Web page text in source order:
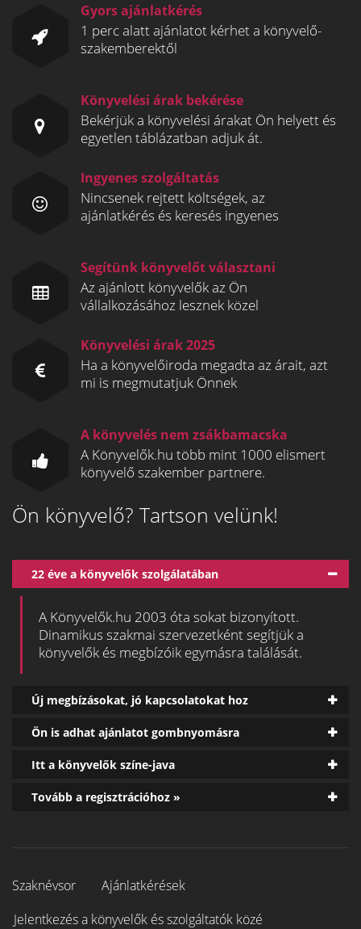
Gyors ajánlatkérés
1 perc alatt ajánlatot kérhet a könyvelő-
szakemberektől
Könyvelési árak bekérése
Bekérjük a könyvelési árakat Ön helyett és
egyetlen táblázatban adjuk át.
Ingyenes szolgáltatás
Nincsenek rejtett költségek, az
ajánlatkérés és keresés ingyenes
Segítünk könyvelőt választani
Az ajánlott könyvelők az Ön
vállalkozásához lesznek közel
Könyvelési árak 2025
Ha a könyvelőiroda megadta az árait, azt
mi is megmutatjuk Önnek
A könyvelés nem zsákbamacska
A Könyvelők.hu több mint 1000 elismert
könyvelő szakember partnere.
Ön könyvelő? Tartson velünk!
22 éve a könyvelők szolgálatában
A Könyvelők.hu 2003 óta sokat bizonyított.
Dinamikus szakmai szervezetként segítjük a
könyvelők és megbízóik egymásra találását.
Új megbízásokat, jó kapcsolatokat hoz
Ön is adhat ajánlatot gombnyomásra
Itt a könyvelők színe-java
Tovább a regisztrációhoz »
Szaknévsor
Ajánlatkérések
Jelentkezés a könyvelők és szolgáltatók közé